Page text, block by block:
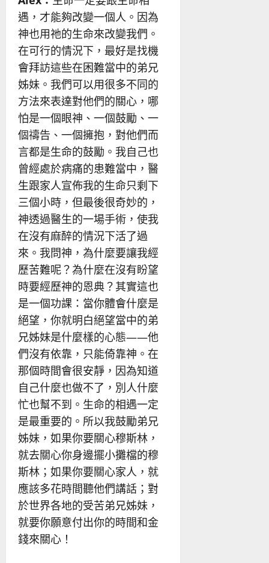
遇，才能夠改變一個人。因為
神也用祂的生命來改變我們。
在可行的情況下，最好是找機
會拜訪這些在困難當中的弟兄
姊妹。我們可以用很多不同的
方法來表達對他們的關心，哪
怕是一個眼神、一個鼓勵、一
個禱告、一個擁抱，對他們而
言都是生命的鼓勵。我自己也
曾經處於病痛的患難當中，醫
生跟家人宣佈我的生命只剩下
三個小時，但最後很奇妙的，
神透過醫生的一場手術，使我
在沒有麻醉的情況下活了過
來。我問神，為什麼要讓我經
歷苦難呢？為什麼在沒有盼望
時要經歷神的恩典？其實這也
是一個功課：當你體會什麼是
絕望，你就明白絕望當中的弟
兄姊妹是什麼樣的心態——他
們沒有依靠，只能倚靠神。在
那個時間會很安靜，因為知道
自己什麼也做不了，別人什麼
忙也幫不到。生命的相遇一定
是最重要的。所以我鼓勵弟兄
姊妹，如果你要關心穆斯林，
就去關心你身邊擺小攤檔的穆
斯林；如果你要關心家人，就
應該多花時間聽他們講話；對
於世界各地的受苦弟兄姊妹，
就要你願意付出你的時間和金
錢來關心！